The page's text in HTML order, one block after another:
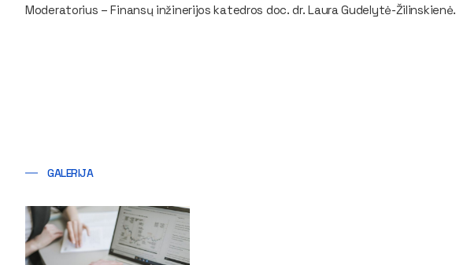
Moderatorius – Finansų inžinerijos katedros doc. dr. Laura Gudelytė-Žilinskienė.
GALERIJA